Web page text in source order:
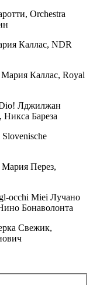
Orchestra
Каллас, NDR
Каллас, Royal
Dio! Лджилжан
Бареза
Мария Перез,
occhi Miei Лучано
Бонаволонта
Свежик,